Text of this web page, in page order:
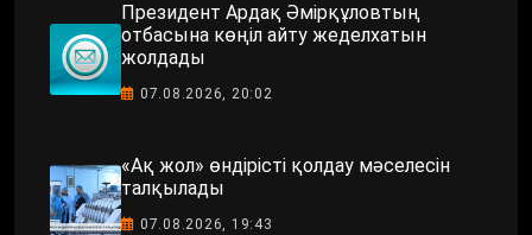
Президент Ардақ Әмірқұловтың
отбасына көңіл айту жеделхатын
жолдады
07.08.2026, 20:02
«Ақ жол» өндірісті қолдау мәселесін
талқылады
07.08.2026, 19:43